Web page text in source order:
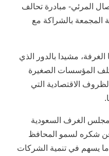
المرئي- مبادرة تحالف
المجمعة بالشراكة مع
مشيدا بالدور الذي
المؤسسات الصغيرة
الاقتصادية التي
الغرف السعودية
شكره لسمو المحافظ
يسهم في تنمية الشركات